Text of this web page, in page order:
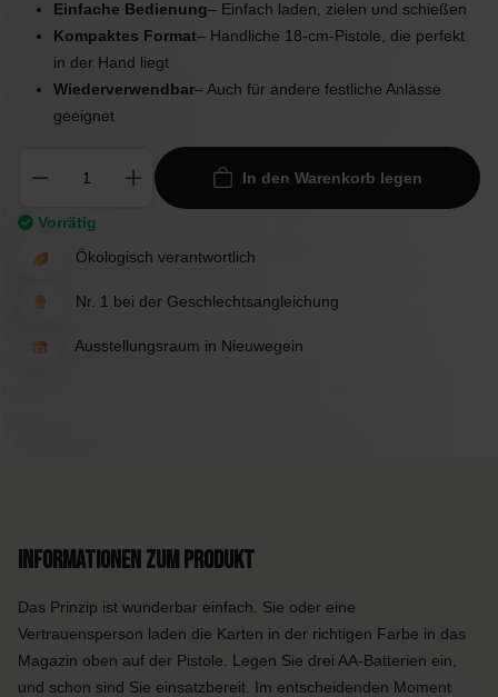
Einfache Bedienung– Einfach laden, zielen und schießen
Kompaktes Format– Handliche 18-cm-Pistole, die perfekt
in der Hand liegt
Wiederverwendbar– Auch für andere festliche Anlässe
geeignet
In den Warenkorb legen
Vorrätig
Ökologisch verantwortlich
Nr. 1 bei der Geschlechtsangleichung
Ausstellungsraum in Nieuwegein
Informationen zum Produkt
Das Prinzip ist wunderbar einfach. Sie oder eine
Vertrauensperson laden die Karten in der richtigen Farbe in das
Magazin oben auf der Pistole. Legen Sie drei AA-Batterien ein,
und schon sind Sie einsatzbereit. Im entscheidenden Moment